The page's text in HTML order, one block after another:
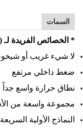
السمات
* الخصائص الفريدة لـ
لا شيء غريب أو
ضغط داخلي مرتفع
نطاق حرارة واسع جداً
مجموعة واسعة من
النماذج الأولية